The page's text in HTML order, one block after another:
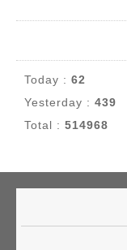
Today : 62
Yesterday : 439
Total : 514968